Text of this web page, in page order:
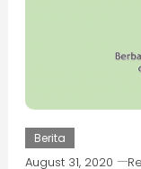
Berita
August 31, 2020